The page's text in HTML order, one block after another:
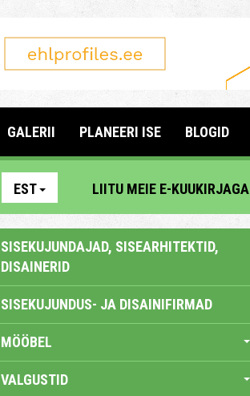
GALERII PLANEERI ISE BLOGID
EST LIITU MEIE E-KUUKIRJAGA
SISEKUJUNDAJAD, SISEARHITEKTID,
DISAINERID
SISEKUJUNDUS- JA DISAINIFIRMAD
MÖÖBEL
VALGUSTID